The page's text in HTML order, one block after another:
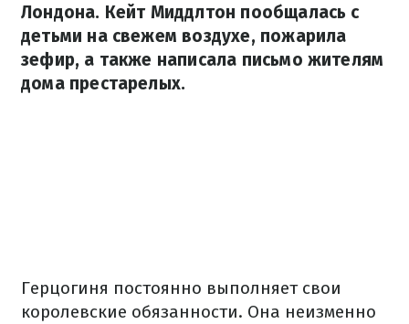
Лондона. Кейт Миддлтон пообщалась с
детьми на свежем воздухе, пожарила
зефир, а также написала письмо жителям
дома престарелых.
Герцогиня постоянно выполняет свои
королевские обязанности. Она неизменно